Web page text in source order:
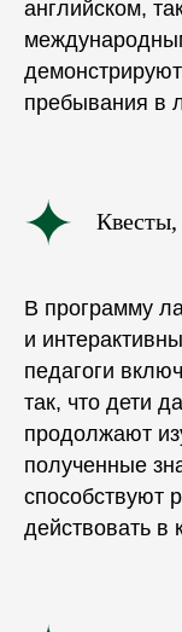
английском,
демонстрируют
пребывания в
В программу
и
педагоги
так, что дети
продолжают
полученные
способствуют
действовать в